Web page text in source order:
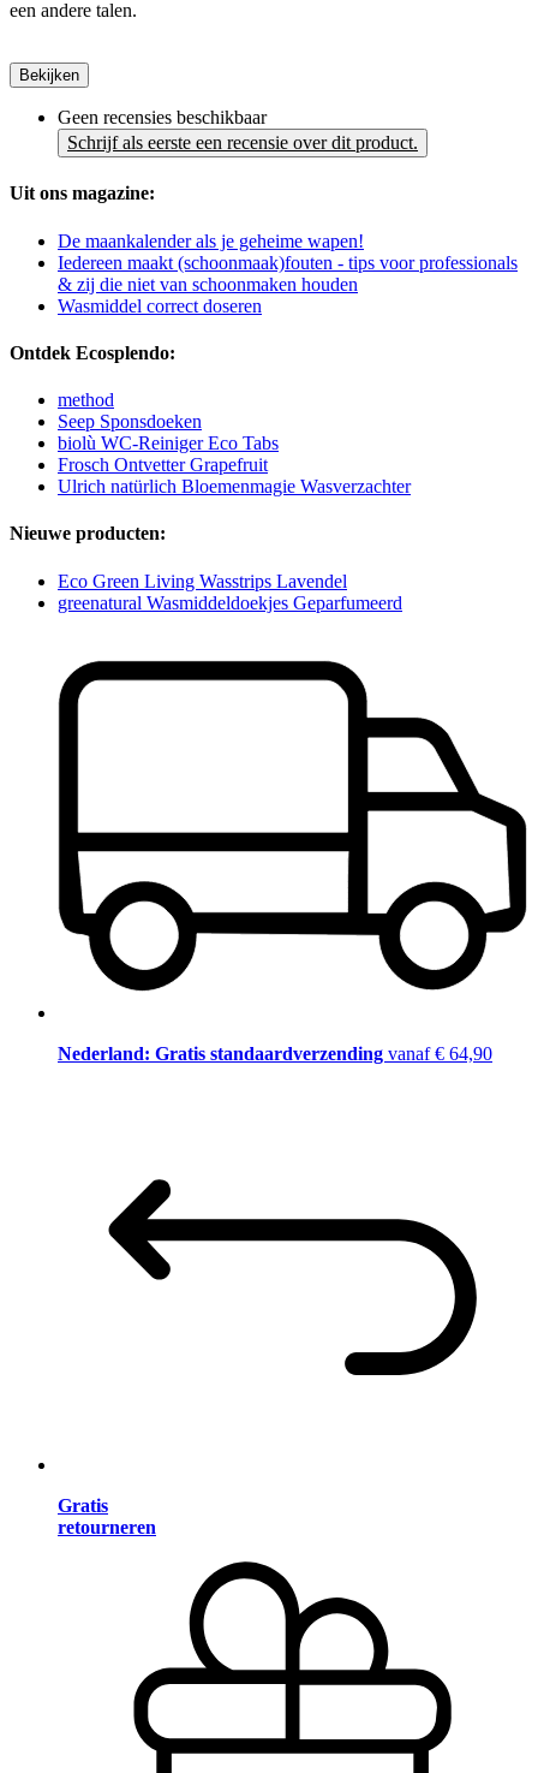
een andere talen.
Bekijken
Geen recensies beschikbaar
Schrijf als eerste een recensie over dit product.
Uit ons magazine:
De maankalender als je geheime wapen!
Iedereen maakt (schoonmaak)fouten - tips voor professionals
& zij die niet van schoonmaken houden
Wasmiddel correct doseren
Ontdek Ecosplendo:
method
Seep Sponsdoeken
biolù WC-Reiniger Eco Tabs
Frosch Ontvetter Grapefruit
Ulrich natürlich Bloemenmagie Wasverzachter
Nieuwe producten:
Eco Green Living Wasstrips Lavendel
greenatural Wasmiddeldoekjes Geparfumeerd
Nederland: Gratis standaardverzending vanaf € 64,90
Gratis
retourneren